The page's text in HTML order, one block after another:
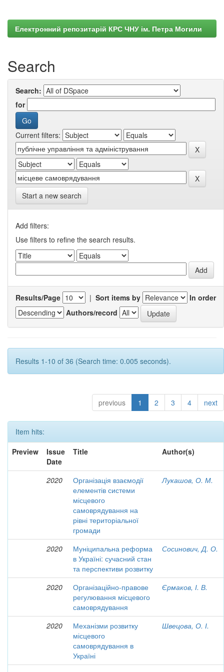
Електронний репозитарій КРС ЧНУ ім. Петра Могили
Search
Search:
for
Current filters:
Start a new search
Add filters:
Use filters to refine the search results.
Results/Page | Sort items by
In order
Authors/record
Results 1-10 of 36 (Search time: 0.005 seconds).
previous 1 2 3 4 next
Item hits:
Preview
Issue
Date
Title Author(s)
2020
Організація взаємодії
елементів системи
місцевого
самоврядування на
рівні територіальної
громади
Лукашов, О. М.
2020
Муніципальна реформа
в Україні: сучасний стан
та перспективи розвитку
Сосинович, Д. О.
2020
Організаційно-правове
регулювання місцевого
самоврядування
Єрмаков, І. В.
2020
Механізми розвитку
місцевого
самоврядування в
Україні
Швецова, О. І.